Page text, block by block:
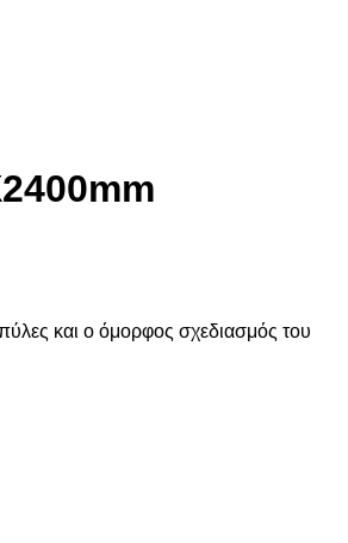
και ο όμορφος σχεδιασμός του